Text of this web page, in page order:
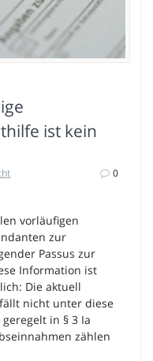
ist kein
0
vorläufigen
zur
Passus zur
Information ist
Die aktuell
nicht unter diese
in § 3 Ia
zählen